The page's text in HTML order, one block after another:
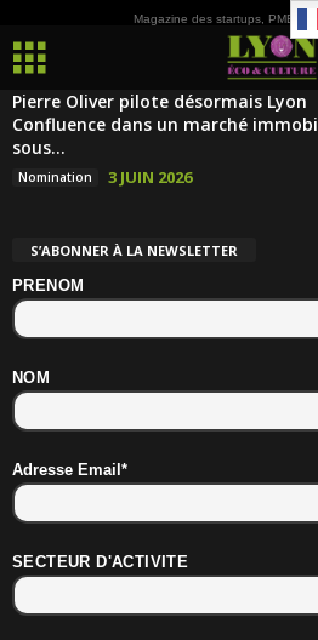
Magazine des startups, PME,
Pierre Oliver pilote désormais Lyon
Confluence dans un marché
sous...
Nomination 3 JUIN 2026
S’ABONNER À LA NEWSLETTER
PRENOM
NOM
Adresse Email*
SECTEUR D'ACTIVITE